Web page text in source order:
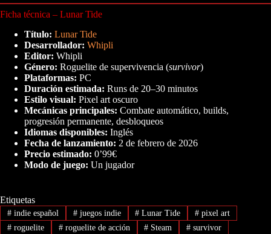
Ficha técnica – Lunar Tide
Título: Lunar Tide
Desarrollador: Whipli
Editor: Whipli
Género: Roguelite de supervivencia (survivor)
Plataformas: PC
Duración estimada: Runs de 20–30 minutos
Estilo visual: Pixel art oscuro
Mecánicas principales: Combate automático, builds,
progresión permanente, desbloqueos
Idiomas disponibles: Inglés
Fecha de lanzamiento: 2 de febrero de 2026
Precio estimado: 0’99€
Modo de juego: Un jugador
Etiquetas
#indie español #juegos indie # Lunar Tide # pixel art
#roguelite #roguelite de acción # Steam # survivor